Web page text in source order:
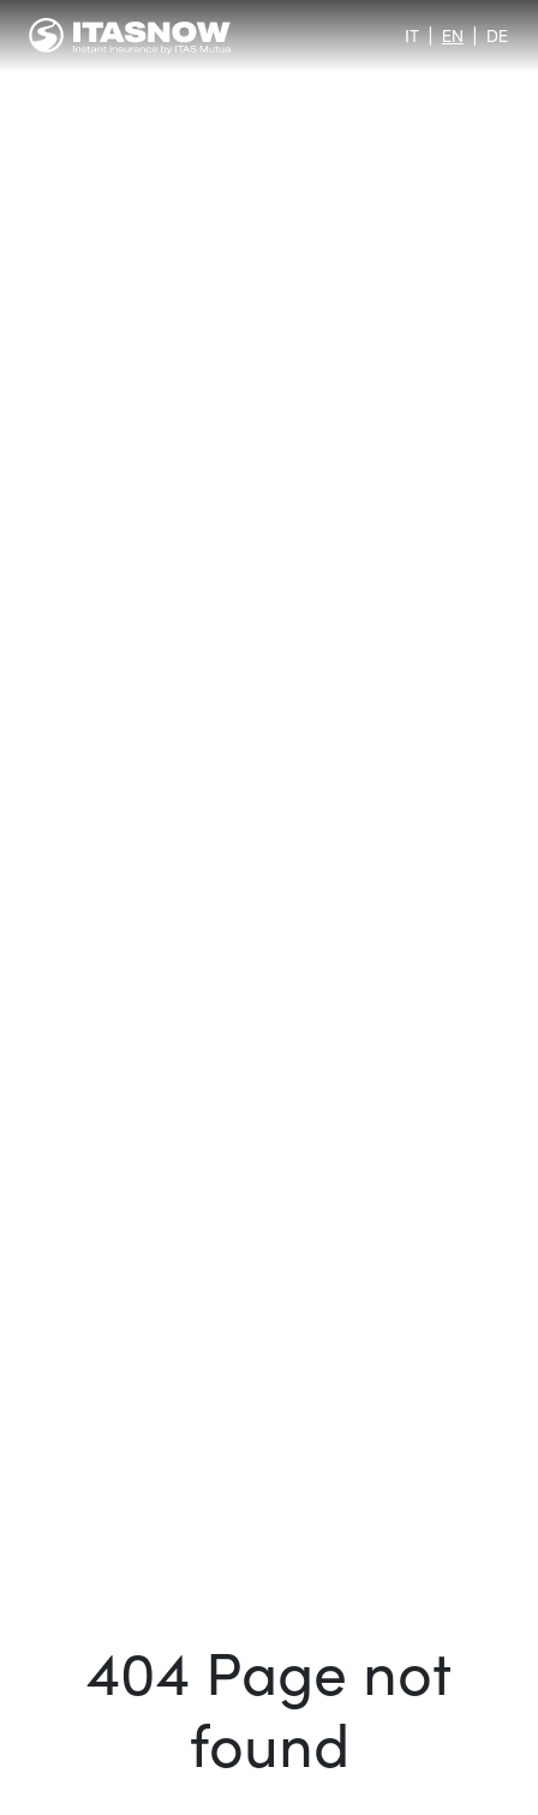
IT | EN | DE
404 Page not
found